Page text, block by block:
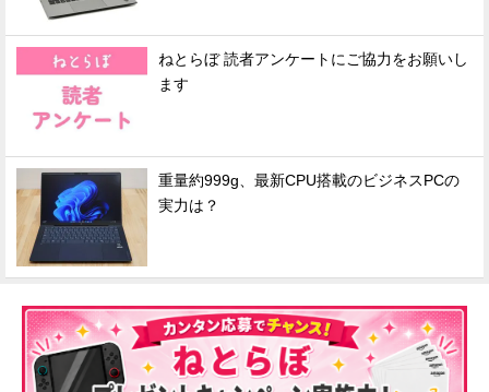
ねとらぼ 読者アンケートにご協力をお願いし
ます
重量約999g、最新CPU搭載のビジネスPCの
実力は？